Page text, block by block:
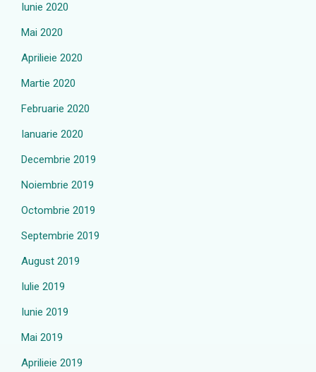
Iunie 2020
Mai 2020
Aprilieie 2020
Martie 2020
Februarie 2020
Ianuarie 2020
Decembrie 2019
Noiembrie 2019
Octombrie 2019
Septembrie 2019
August 2019
Iulie 2019
Iunie 2019
Mai 2019
Aprilieie 2019